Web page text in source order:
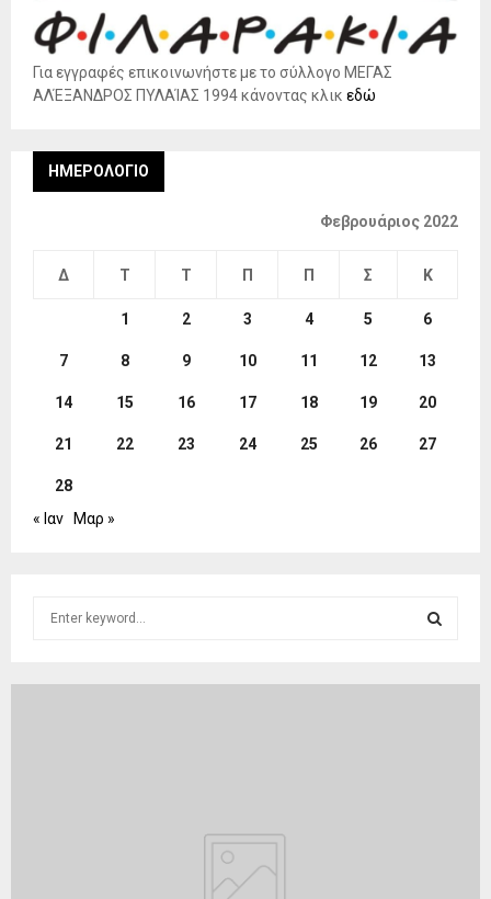
Για εγγραφές επικοινωνήστε με το σύλλογο ΜΕΓΑΣ
ΑΛΈΞΑΝΔΡΟΣ ΠΥΛΑΊΑΣ 1994 κάνοντας κλικ εδώ
ΗΜΕΡΟΛΌΓΙΟ
Φεβρουάριος 2022
Δ Τ Τ Π Π Σ Κ
1 2 3 4 5 6
7 8 9 10 11 12 13
14 15 16 17 18 19 20
21 22 23 24 25 26 27
28
« Ιαν
Μαρ »